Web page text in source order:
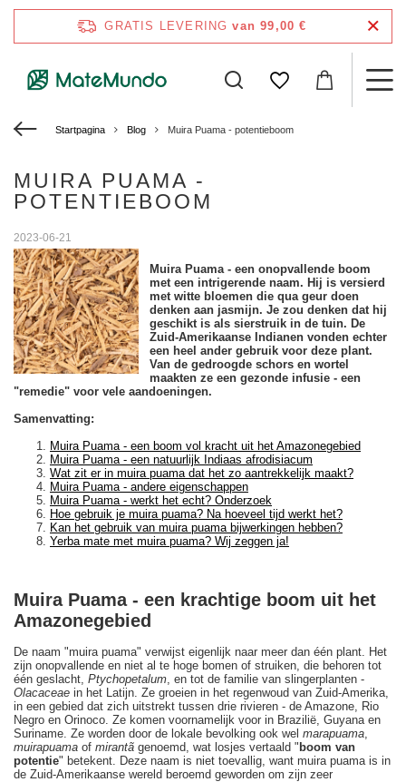
GRATIS LEVERING van 99,00 €
Startpagina Blog Muira Puama - potentieboom
MUIRA PUAMA -
POTENTIEBOOM
2023-06-21
Muira Puama - een onopvallende boom
met een intrigerende naam. Hij is versierd
met witte bloemen die qua geur doen
denken aan jasmijn. Je zou denken dat hij
geschikt is als sierstruik in de tuin. De
Zuid-Amerikaanse Indianen vonden echter
een heel ander gebruik voor deze plant.
Van de gedroogde schors en wortel
maakten ze een gezonde infusie - een
"remedie" voor vele aandoeningen.
Samenvatting:
Muira Puama - een boom vol kracht uit het Amazonegebied
Muira Puama - een natuurlijk Indiaas afrodisiacum
Wat zit er in muira puama dat het zo aantrekkelijk maakt?
Muira Puama - andere eigenschappen
Muira Puama - werkt het echt? Onderzoek
Hoe gebruik je muira puama? Na hoeveel tijd werkt het?
Kan het gebruik van muira puama bijwerkingen hebben?
Yerba mate met muira puama? Wij zeggen ja!
Muira Puama - een krachtige boom uit het
Amazonegebied
De naam "muira puama" verwijst eigenlijk naar meer dan één plant. Het
zijn onopvallende en niet al te hoge bomen of struiken, die behoren tot
één geslacht, Ptychopetalum, en tot de familie van slingerplanten -
Olacaceae in het Latijn. Ze groeien in het regenwoud van Zuid-Amerika,
in een gebied dat zich uitstrekt tussen drie rivieren - de Amazone, Rio
Negro en Orinoco. Ze komen voornamelijk voor in Brazilië, Guyana en
Suriname. Ze worden door de lokale bevolking ook wel marapuama,
muirapuama of mirantã genoemd, wat losjes vertaald " boom van
potentie" betekent. Deze naam is niet toevallig, want muira puama is in
de Zuid-Amerikaanse wereld beroemd geworden om zijn zeer